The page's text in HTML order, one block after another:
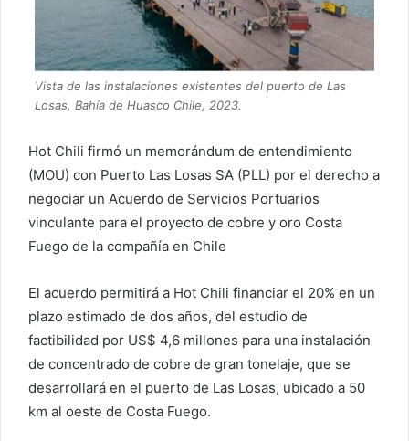
Vista de las instalaciones existentes del puerto de Las
Losas, Bahía de Huasco Chile, 2023.
Hot Chili firmó un memorándum de entendimiento
(MOU) con Puerto Las Losas SA (PLL) por el derecho a
negociar un Acuerdo de Servicios Portuarios
vinculante para el proyecto de cobre y oro Costa
Fuego de la compañía en Chile
El acuerdo permitirá a Hot Chili financiar el 20% en un
plazo estimado de dos años, del estudio de
factibilidad por US$ 4,6 millones para una instalación
de concentrado de cobre de gran tonelaje, que se
desarrollará en el puerto de Las Losas, ubicado a 50
km al oeste de Costa Fuego.